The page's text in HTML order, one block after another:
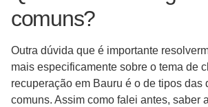
comuns?
Outra dúvida que é importante
mais especificamente sobre o tema de
recuperação em Bauru é o de tipos das
comuns. Assim como falei antes, saber